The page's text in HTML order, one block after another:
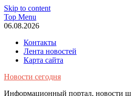
Skip to content
Top Menu
06.08.2026
Контакты
Лента новостей
Карта сайта
Новости сегодня
Информационный портал, новости